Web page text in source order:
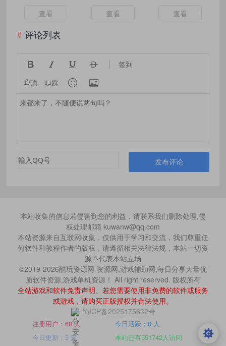
查看 查看 查看
评论列表
    签到
顶 踩  
发布评论
本站收集的信息若侵害到您的利益，请联系我们删除处理,侵
权处理邮箱 kuwanw@qq.com
本站资源来自互联网收集，仅供用于学习和交流，我们尊重任
何软件和教程作者的版权，请遵循相关法律法规，本站一切资
源不代表本站立场
©2019-2026酷玩资源网-资源网,游戏辅助网,每日分享大量优
质软件资源,游戏单机资源！ All right reserved. 版权所有
全站游戏和软件免责声明、若您需要使用非免费的软件或服务
或游戏，请购买正版授权并合法使用。
蜀ICP备2025175632号
注册用户：68 人
今日活跃：0 人
今日更新：5 篇
本站已有551742人访问